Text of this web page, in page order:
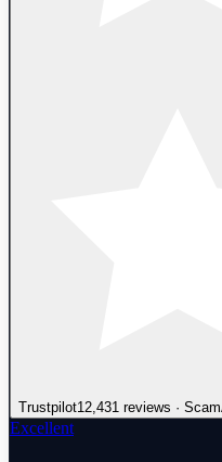
Trustpilot12,431 reviews ·
Excellent